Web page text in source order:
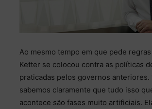
Ao mesmo tempo em que pede
Ketter se colocou contra as políticas
praticadas pelos governos anteriores.
sabemos claramente que tudo isso
acontece são fases muito artificiais.